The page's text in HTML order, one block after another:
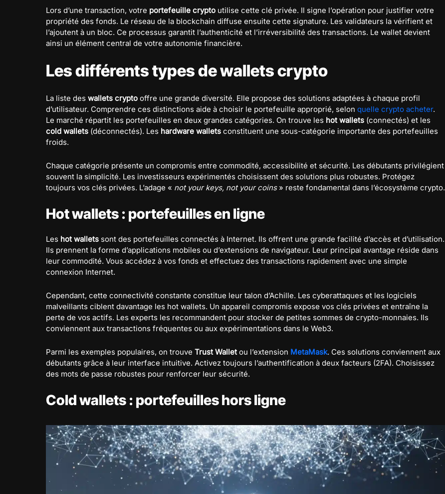
Lors d’une transaction, votre portefeuille crypto utilise cette clé privée. Il signe l’opération pour justifier votre
propriété des fonds. Le réseau de la blockchain diffuse ensuite cette signature. Les validateurs la vérifient et
l’ajoutent à un bloc. Ce processus garantit l’authenticité et l’irréversibilité des transactions. Le wallet devient
ainsi un élément central de votre autonomie financière.
Les différents types de wallets crypto
La liste des wallets crypto offre une grande diversité. Elle propose des solutions adaptées à chaque profil
d’utilisateur. Comprendre ces distinctions aide à choisir le portefeuille approprié, selon quelle crypto acheter.
Le marché répartit les portefeuilles en deux grandes catégories. On trouve les hot wallets (connectés) et les
cold wallets (déconnectés). Les hardware wallets constituent une sous-catégorie importante des portefeuilles
froids.
Chaque catégorie présente un compromis entre commodité, accessibilité et sécurité. Les débutants privilégient
souvent la simplicité. Les investisseurs expérimentés choisissent des solutions plus robustes. Protégez
toujours vos clés privées. L’adage « not your keys, not your coins» reste fondamental dans l’écosystème crypto.
Hot wallets : portefeuilles en ligne
Les hot wallets sont des portefeuilles connectés à Internet. Ils offrent une grande facilité d’accès et d’utilisation.
Ils prennent la forme d’applications mobiles ou d’extensions de navigateur. Leur principal avantage réside dans
leur commodité. Vous accédez à vos fonds et effectuez des transactions rapidement avec une simple
connexion Internet.
Cependant, cette connectivité constante constitue leur talon d’Achille. Les cyberattaques et les logiciels
malveillants ciblent davantage les hot wallets. Un appareil compromis expose vos clés privées et entraîne la
perte de vos actifs. Les experts les recommandent pour stocker de petites sommes de crypto-monnaies. Ils
conviennent aux transactions fréquentes ou aux expérimentations dans le Web3.
Parmi les exemples populaires, on trouve Trust Walletou l’extension MetaMask. Ces solutions conviennent aux
débutants grâce à leur interface intuitive. Activez toujours l’authentification à deux facteurs (2FA). Choisissez
des mots de passe robustes pour renforcer leur sécurité.
Cold wallets : portefeuilles hors ligne